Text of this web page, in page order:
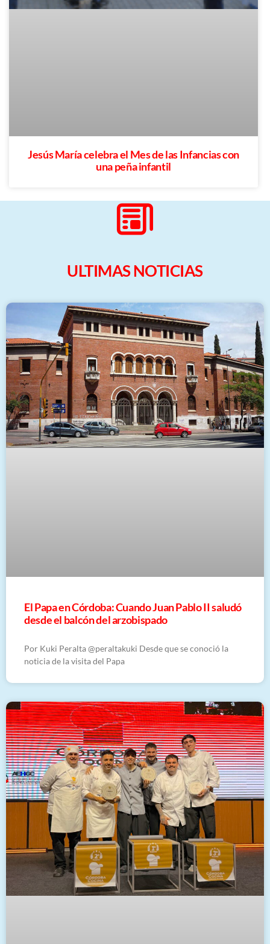
Jesús María celebra el Mes de las Infancias con
una peña infantil
ULTIMAS NOTICIAS
El Papa en Córdoba: Cuando Juan Pablo II saludó
desde el balcón del arzobispado
Por Kuki Peralta @peraltakuki Desde que se conoció la
noticia de la visita del Papa